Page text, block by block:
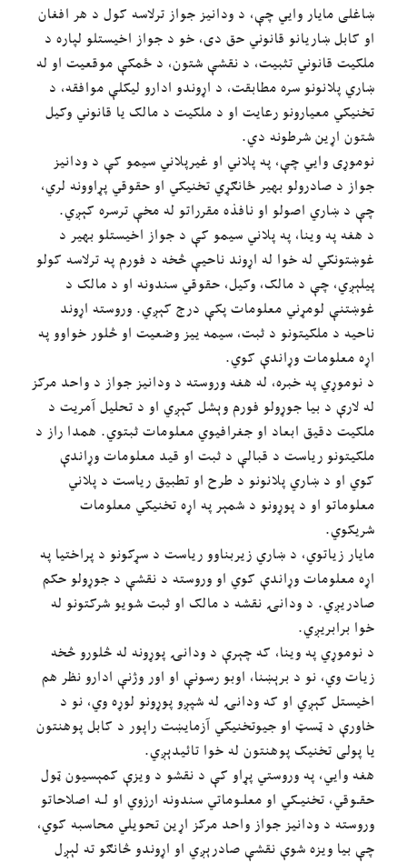
ښاغلی مایار وایي چې، د ودانیز جواز ترلاسه کول د هر افغان
او کابل ښاريانو قانوني حق دی، خو د جواز اخیستلو لپاره د
ملکیت قانوني تثبیت، د نقشې شتون، د ځمکې موقعیت او له
ښاري پلانونو سره مطابقت، د اړوندو ادارو لیکلې موافقه، د
تخنیکي معیارونو رعایت او د ملکیت د مالک یا قانوني وکیل
شتون اړین شرطونه دي.
نوموړی وايي چې، په پلاني او غیرپلاني سیمو کې د ودانیز
جواز د صادرولو بهیر ځانګړي تخنیکي او حقوقي پړاوونه لري،
چې د ښاري اصولو او نافذه مقرراتو له مخې ترسره کېږي.
د هغه په وینا، په پلاني سیمو کې د جواز اخیستلو بهیر د
غوښتونکي له خوا له اړوند ناحیې څخه د فورم په ترلاسه کولو
پیلېږي، چې د مالک، وکیل، حقوقي سندونه او د مالک د
غوښتنې لومړني معلومات پکې درج کېږي. وروسته اړوند
ناحیه د ملکیتونو د ثبت، سیمه ییز وضعیت او څلور خواوو په
اړه معلومات وړاندې کوي.
د نوموړي په خبره، له هغه وروسته د ودانیز جواز د واحد مرکز
له لارې د بیا جوړولو فورم وېشل کېږي او د تحلیل آمریت د
ملکیت دقیق ابعاد او جغرافیوي معلومات ثبتوي. همدا راز د
ملکیتونو ریاست د قبالې د ثبت او قید معلومات وړاندې
کوي او د ښاري پلانونو د طرح او تطبیق ریاست د پلاني
معلوماتو او د پوړونو د شمېر په اړه تخنیکي معلومات
شریکوي.
مایار زیاتوي، د ښاري زیربناوو ریاست د سړکونو د پراختیا په
اړه معلومات وړاندې کوي او وروسته د نقشې د جوړولو حکم
صادریږي. د ودانۍ نقشه د مالک او ثبت شویو شرکتونو له
خوا برابریږي.
د نوموړي په وینا، که چېرې د ودانۍ پوړونه له څلورو څخه
زیات وي، نو د برېښنا، اوبو رسونې او اور وژنې ادارو نظر هم
اخیستل کېږي او که ودانۍ له شپږو پوړونو لوړه وي، نو د
خاورې د ټسټ او جیوتخنیکي آزمایښت راپور د کابل پوهنتون
یا پولی تخنیک پوهنتون له خوا تائیدېږي.
هغه وایي، په وروستي پړاو کې د نقشو د ویزې کمېسیون ټول
حقـوقي، تخنیـکي او معلـوماتي سندونه ارزوي او لـه اصلاحاتو
وروسته د ودانیز جواز واحد مرکز اړین تحویلي محاسبه کوي،
چې بیا ویزه شوې نقشې صادرېږي او اړوندو څانګو ته لېږل